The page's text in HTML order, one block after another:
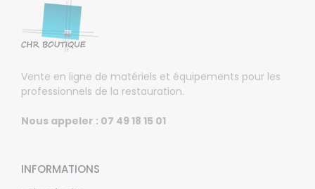
Vente en ligne de matériels et équipements pour les
professionnels de la restauration.
Nous appeler : 07 49 18 15 01
INFORMATIONS